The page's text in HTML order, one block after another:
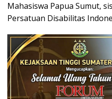
Mahasiswa Papua Sumut,
Persatuan Disabilitas